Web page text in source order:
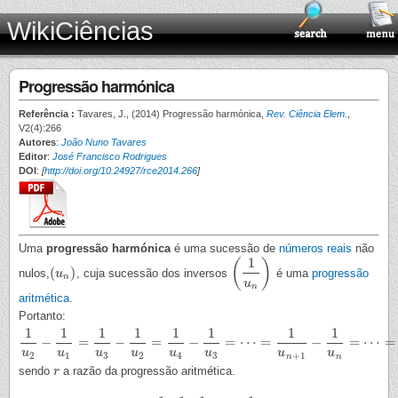
WikiCiências
Progressão harmónica
Referência : Tavares, J., (2014) Progressão harmónica, Rev. Ciência Elem.
V2(4):266
Autores: João Nuno Tavares
Editor: José Francisco Rodrigues
DOI: [http://doi.org/10.24927/rce2014.266]
Uma progressão harmónicaé uma sucessão de números reais não
nulos,(un )
(un) , cuja sucessão dos inversos ( 1
un )
(1 un) é umaprogressão
aritmética.
Portanto:
1
u2
−
1
u1
=
1
u3
−
1
u2
=
1
u4
−
1
u3
= ⋯ =
1
un+1
−
1
un
= ⋯ =
1u2 −1 u1=1 u3 −1u2 =1 u4− 1u3 =⋯ =1 un+1 −1 u n = ⋯= r
sendo r
r a razão da progressão aritmética.